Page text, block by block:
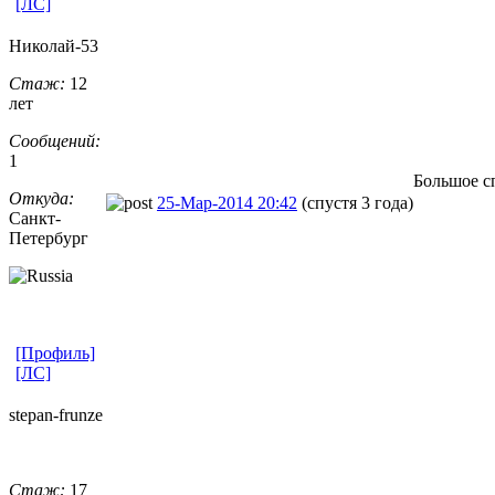
Николай-53
Стаж: 12
лет
Сообщений:
1
Откуда:
Санкт-
Петерб​ург
25-Мар-2014 20:42 (спустя 3 года)
Большое
[Профиль]
[ЛС]
stepan-frunz​e
Стаж: 17